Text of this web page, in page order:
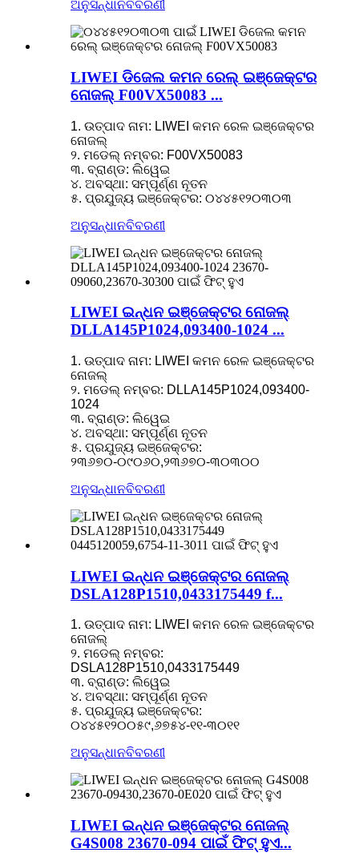
ଅନୁସନ୍ଧାନବିବରଣୀ
LIWEI ଡିଜେଲ କମନ ରେଲ୍ ଇଞ୍ଜେକ୍ଟର
ନୋଜଲ୍ F00VX50083 ...
1. ଉତ୍ପାଦ ନାମ: LIWEI କମନ ରେଳ ଇଞ୍ଜେକ୍ଟର
ନୋଜଲ୍
୨. ମଡେଲ୍ ନମ୍ବର: F00VX50083
୩. ବ୍ରାଣ୍ଡ: ଲିୱେଇ
୪. ଅବସ୍ଥା: ସମ୍ପୂର୍ଣ୍ଣ ନୂତନ
୫. ପ୍ରଯୁଜ୍ୟ ଇଞ୍ଜେକ୍ଟର: ୦୪୪୫୧୨୦୩୦୩
ଅନୁସନ୍ଧାନବିବରଣୀ
LIWEI ଇନ୍ଧନ ଇଞ୍ଜେକ୍ଟର ନୋଜଲ୍
DLLA145P1024,093400-1024 ...
1. ଉତ୍ପାଦ ନାମ: LIWEI କମନ ରେଳ ଇଞ୍ଜେକ୍ଟର
ନୋଜଲ୍
୨. ମଡେଲ୍ ନମ୍ବର: DLLA145P1024,093400-
1024
୩. ବ୍ରାଣ୍ଡ: ଲିୱେଇ
୪. ଅବସ୍ଥା: ସମ୍ପୂର୍ଣ୍ଣ ନୂତନ
୫. ପ୍ରଯୁଜ୍ୟ ଇଞ୍ଜେକ୍ଟର:
୨୩୬୭୦-୦୯୦୬୦,୨୩୬୭୦-୩୦୩୦୦
ଅନୁସନ୍ଧାନବିବରଣୀ
LIWEI ଇନ୍ଧନ ଇଞ୍ଜେକ୍ଟର ନୋଜଲ୍
DSLA128P1510,0433175449 f...
1. ଉତ୍ପାଦ ନାମ: LIWEI କମନ ରେଳ ଇଞ୍ଜେକ୍ଟର
ନୋଜଲ୍
୨. ମଡେଲ୍ ନମ୍ବର:
DSLA128P1510,0433175449
୩. ବ୍ରାଣ୍ଡ: ଲିୱେଇ
୪. ଅବସ୍ଥା: ସମ୍ପୂର୍ଣ୍ଣ ନୂତନ
୫. ପ୍ରଯୁଜ୍ୟ ଇଞ୍ଜେକ୍ଟର:
୦୪୪୫୧୨୦୦୫୯,୬୭୫୪-୧୧-୩୦୧୧
ଅନୁସନ୍ଧାନବିବରଣୀ
LIWEI ଇନ୍ଧନ ଇଞ୍ଜେକ୍ଟର ନୋଜଲ୍
G4S008 23670-094 ପାଇଁ ଫିଟ୍ ହୁଏ...